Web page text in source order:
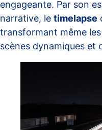
engageante. Par son
narrative, le timelapse
transformant même
scènes dynamiques et